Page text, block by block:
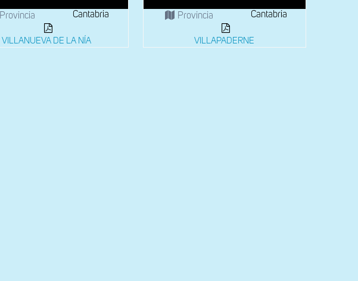
Provincia Cantabria
VILLANUEVA DE LA NÍA
Provincia Cantabria
VILLAPADERNE